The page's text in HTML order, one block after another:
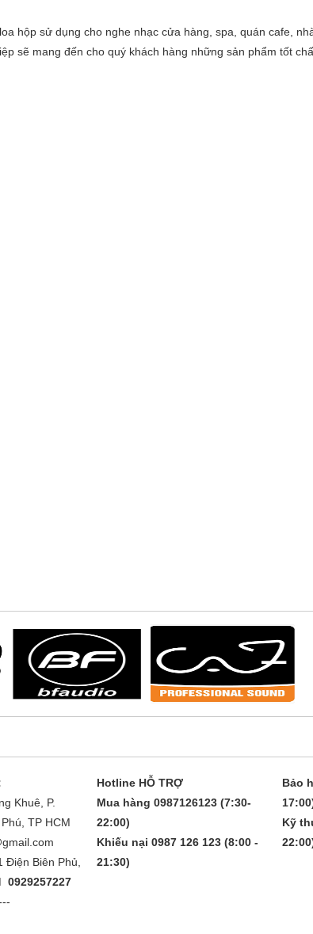
hộp sử dụng cho nghe nhạc cửa hàng, spa, quán cafe,
sẽ mang đến cho quý khách hàng những sản phẩm tốt
Khuê, P.
TP HCM
Điện Biên Phủ,
0929257227
Hotline HỖ TRỢ
Mua hàng 0987126123 (7:30-
22:00)
Khiếu nại 0987 126 123 (8:00 -
21:30)
Bảo
Kỹ